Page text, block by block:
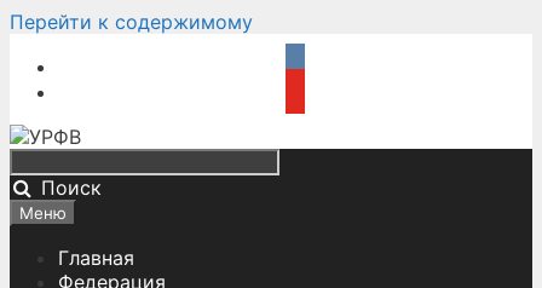
Перейти к содержимому
Поиск
Меню
Главная
Федерация